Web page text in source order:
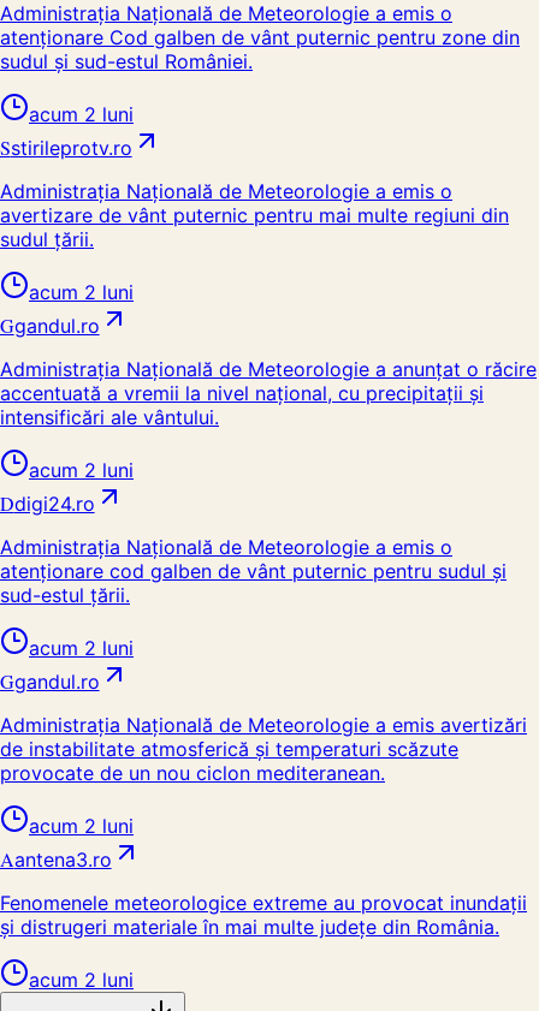
Administrația Națională de Meteorologie a emis o
atenționare Cod galben de vânt puternic pentru zone din
sudul și sud-estul României.
acum 2 luni
Sstirileprotv.ro
Administrația Națională de Meteorologie a emis o
avertizare de vânt puternic pentru mai multe regiuni din
sudul țării.
acum 2 luni
Ggandul.ro
Administrația Națională de Meteorologie a anunțat o răcire
accentuată a vremii la nivel național, cu precipitații și
intensificări ale vântului.
acum 2 luni
Ddigi24.ro
Administrația Națională de Meteorologie a emis o
atenționare cod galben de vânt puternic pentru sudul și
sud-estul țării.
acum 2 luni
Ggandul.ro
Administrația Națională de Meteorologie a emis avertizări
de instabilitate atmosferică și temperaturi scăzute
provocate de un nou ciclon mediteranean.
acum 2 luni
Aantena3.ro
Fenomenele meteorologice extreme au provocat inundații
și distrugeri materiale în mai multe județe din România.
acum 2 luni